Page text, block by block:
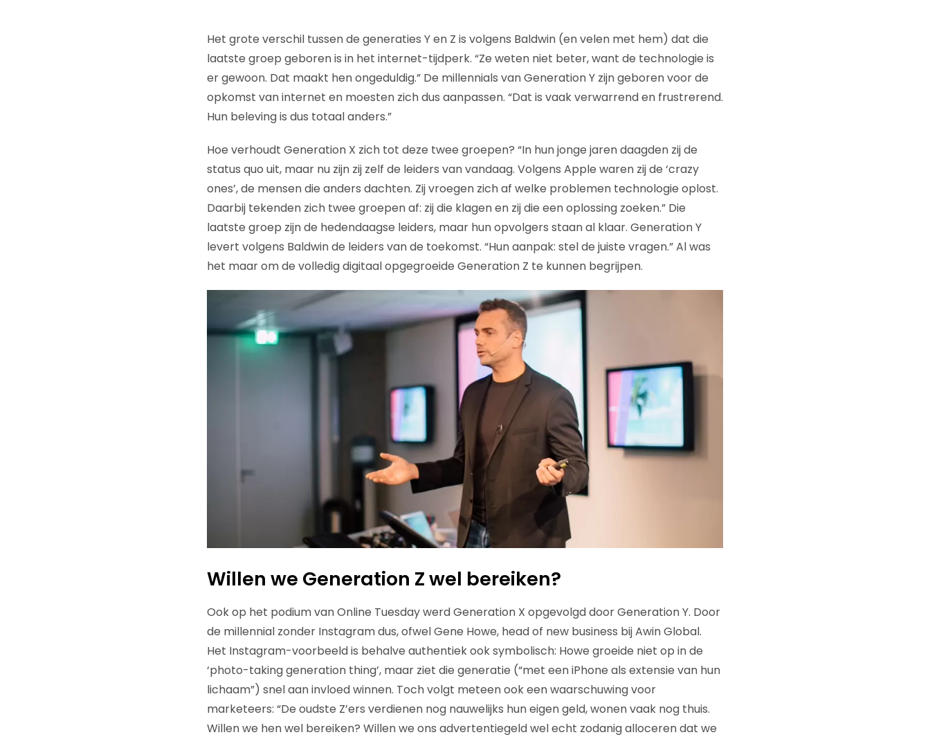
Het grote verschil tussen de generaties Y en Z is volgens Baldwin (en velen met hem) dat die
laatste groep geboren is in het internet-tijdperk. “Ze weten niet beter, want de technologie is
er gewoon. Dat maakt hen ongeduldig.” De millennials van Generation Y zijn geboren voor de
opkomst van internet en moesten zich dus aanpassen. “Dat is vaak verwarrend en frustrerend.
Hun beleving is dus totaal anders.”
Hoe verhoudt Generation X zich tot deze twee groepen? “In hun jonge jaren daagden zij de
status quo uit, maar nu zijn zij zelf de leiders van vandaag. Volgens Apple waren zij de ‘crazy
ones’, de mensen die anders dachten. Zij vroegen zich af welke problemen technologie oplost.
Daarbij tekenden zich twee groepen af: zij die klagen en zij die een oplossing zoeken.” Die
laatste groep zijn de hedendaagse leiders, maar hun opvolgers staan al klaar. Generation Y
levert volgens Baldwin de leiders van de toekomst. “Hun aanpak: stel de juiste vragen.” Al was
het maar om de volledig digitaal opgegroeide Generation Z te kunnen begrijpen.
Willen we Generation Z wel bereiken?
Ook op het podium van Online Tuesday werd Generation X opgevolgd door Generation Y. Door
de millennial zonder Instagram dus, ofwel Gene Howe, head of new business bij Awin Global.
Het Instagram-voorbeeld is behalve authentiek ook symbolisch: Howe groeide niet op in de
‘photo-taking generation thing’, maar ziet die generatie (“met een iPhone als extensie van hun
lichaam”) snel aan invloed winnen. Toch volgt meteen ook een waarschuwing voor
marketeers: “De oudste Z’ers verdienen nog nauwelijks hun eigen geld, wonen vaak nog thuis.
Willen we hen wel bereiken? Willen we ons advertentiegeld wel echt zodanig alloceren dat we